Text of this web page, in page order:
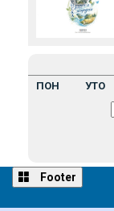
ПОН УТО
Footer